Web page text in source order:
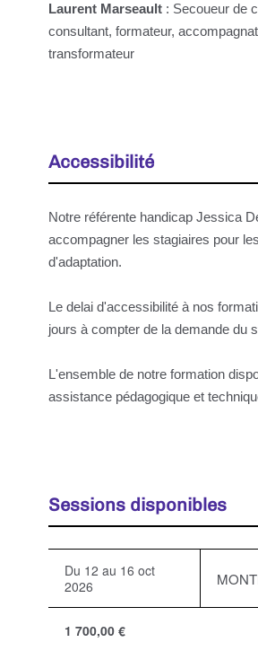
Laurent Marseault : Secoueur de
consultant, formateur,
transformateur
Accessibilité
Notre référente handicap Jessica
accompagner les stagiaires pour
d'adaptation.
Le delai d'accessibilité à nos
jours à compter de la demande du
L'ensemble de notre formation
assistance pédagogique et
Sessions disponibles
Du 12 au 16 oct
2026
1 700,00 €